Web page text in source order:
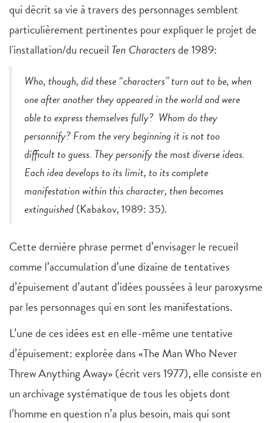
qui décrit sa vie à travers des personnages semblent
particulièrement pertinentes pour expliquer le projet de
l'installation/du recueil Ten Charactersde 1989:
Who, though, did these “characters” turn out to be, when
one after another they appeared in the world and were
able to express themselves fully? Whom do they
personnify? From the very beginning it is not too
difficult to guess. They personify the most diverse ideas.
Each idea develops to its limit, to its complete
manifestation within this character, then becomes
extinguished(Kabakov, 1989: 35).
Cette dernière phrase permet d’envisager le recueil
comme l’accumulation d’une dizaine de tentatives
d’épuisement d’autant d’idées poussées à leur paroxysme
par les personnages qui en sont les manifestations.
L’une de ces idées est en elle-même une tentative
d’épuisement: explorée dans «The Man Who Never
Threw Anything Away» (écrit vers 1977), elle consiste en
un archivage systématique de tous les objets dont
l’homme en question n’a plus besoin, mais qui sont